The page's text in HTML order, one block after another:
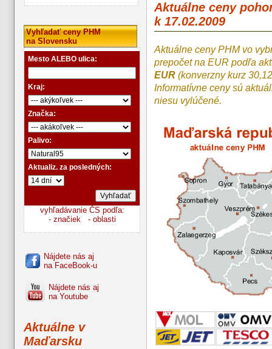
Vyhľadať ceny PHM
na Slovensku
Mesto ALEBO ulica:
Kraj:
Značka:
Palivo:
Aktualiz. za posledných:
vyhľadávanie ČS podľa:
- značiek
- oblasti
Nájdete nás aj
na FaceBook-u
Nájdete nás aj
na Youtube
Aktuálne v
Maďarsku
Aktuálne ceny
k 17.02.2009
Aktuálne ceny PHM vo
prepočet na EUR podľa
EUR (konverzny kurz
Informatívne ceny sú
niesu vylúčené.